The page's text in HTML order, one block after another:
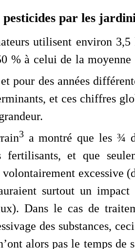
par les
utilisent environ
% à celui de la
pour des années
et ces chiffres
3a montré que les ¾
fertilisants, et que
excessive
surtout un
Dans le cas de
des substances,
alors pas le temps de